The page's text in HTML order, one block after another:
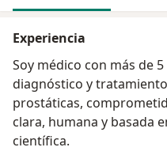
Experiencia
Soy médico con más de
diagnóstico y
prostáticas,
clara, humana y basada
científica.